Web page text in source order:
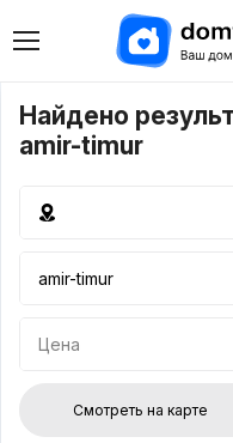
Найдено
amir-timur
Цена
Смотреть на карте